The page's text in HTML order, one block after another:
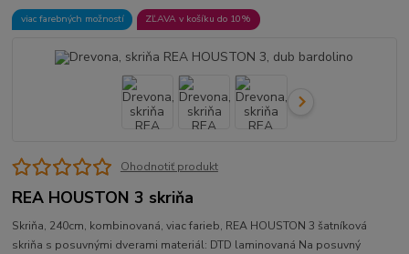
viac farebných možností ZĽAVA v košíku do 10%
Ohodnotiť produkt
REA HOUSTON 3 skriňa
Skriňa, 240cm, kombinovaná, viac farieb, REA HOUSTON 3 šatníková
skriňa s posuvnými dverami materiál: DTD laminovaná Na posuvný